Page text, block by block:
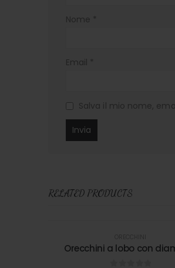
Nome *
Email *
Salva il mio nome,
RELATED PRODUCTS
Orecchini a lobo con